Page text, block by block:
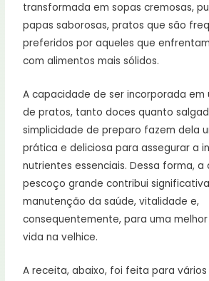
transformada em sopas cremosas,
papas saborosas, pratos que são
preferidos por aqueles que
com alimentos mais sólidos.
A capacidade de ser incorporada
de pratos, tanto doces quanto
simplicidade de preparo fazem dela
prática e deliciosa para assegurar a
nutrientes essenciais. Dessa forma, a
pescoço grande contribui
manutenção da saúde, vitalidade e,
consequentemente, para uma
vida na velhice.
A receita, abaixo, foi feita para